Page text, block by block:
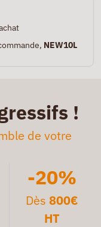
NEW10L
!
de votre
-20%
Dès 800€
HT